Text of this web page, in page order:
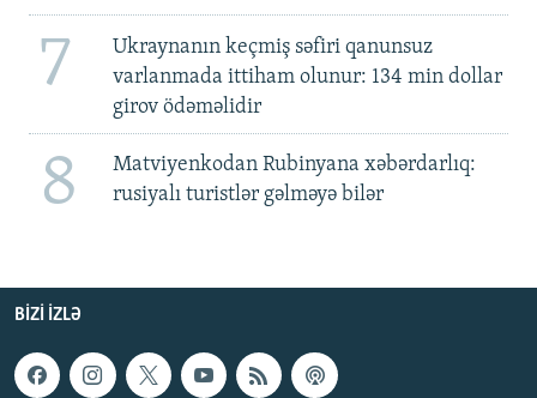
7
Ukraynanın keçmiş səfiri qanunsuz
varlanmada ittiham olunur: 134 min dollar
girov ödəməlidir
8
Matviyenkodan Rubinyana xəbərdarlıq:
rusiyalı turistlər gəlməyə bilər
BIZI IZLƏ